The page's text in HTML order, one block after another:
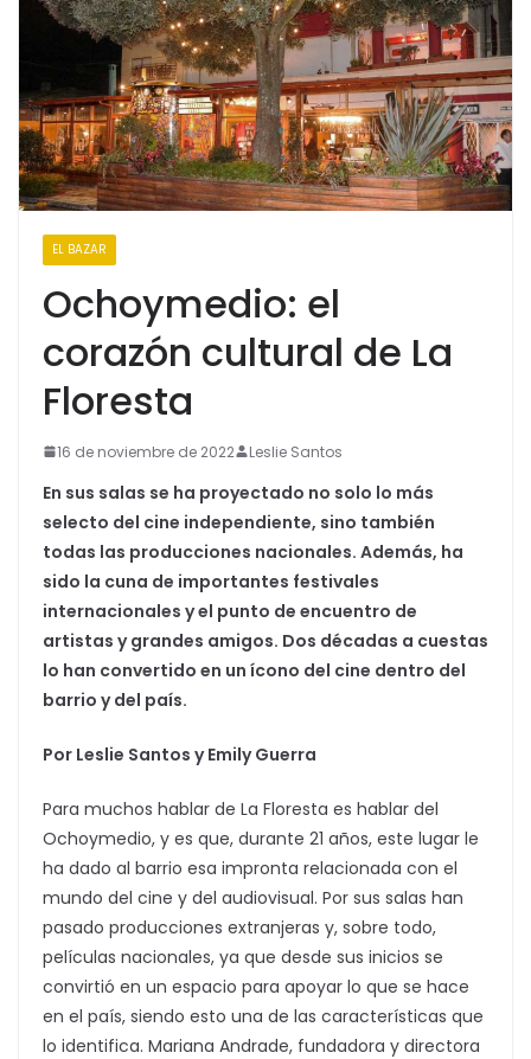
EL BAZAR
Ochoymedio: el
corazón cultural de La
Floresta
16 de noviembre de 2022 Leslie Santos
En sus salas se ha proyectado no solo lo más
selecto del cine independiente, sino también
todas las producciones nacionales. Además, ha
sido la cuna de importantes festivales
internacionales y el punto de encuentro de
artistas y grandes amigos. Dos décadas a cuestas
lo han convertido en un ícono del cine dentro del
barrio y del país.
Por Leslie Santos y Emily Guerra
Para muchos hablar de La Floresta es hablar del
Ochoymedio, y es que, durante 21 años, este lugar le
ha dado al barrio esa impronta relacionada con el
mundo del cine y del audiovisual. Por sus salas han
pasado producciones extranjeras y, sobre todo,
películas nacionales, ya que desde sus inicios se
convirtió en un espacio para apoyar lo que se hace
en el país, siendo esto una de las características que
lo identifica. Mariana Andrade, fundadora y directora